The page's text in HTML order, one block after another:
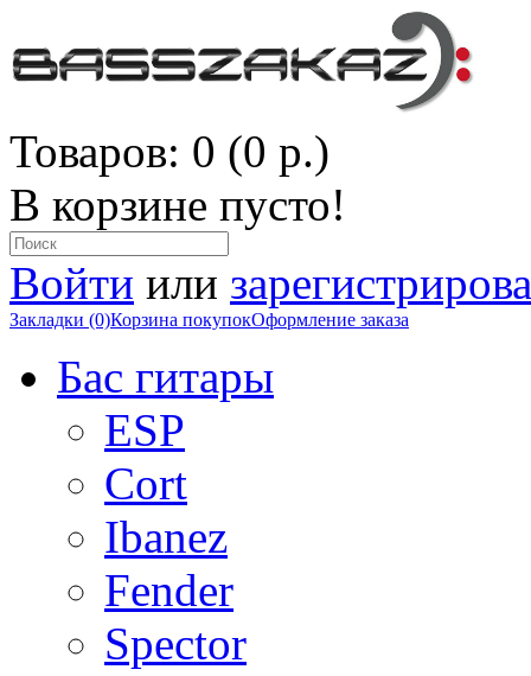
Товаров: 0 (0 р.)
В корзине пусто!
Войти или
Закладки (0)Корзина покупокОформление заказа
Бас гитары
ESP
Cort
Ibanez
Fender
Spector